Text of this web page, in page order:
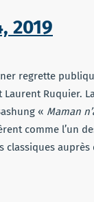
2019
regrette
Ruquier.
« Maman
comme l’un
auprès